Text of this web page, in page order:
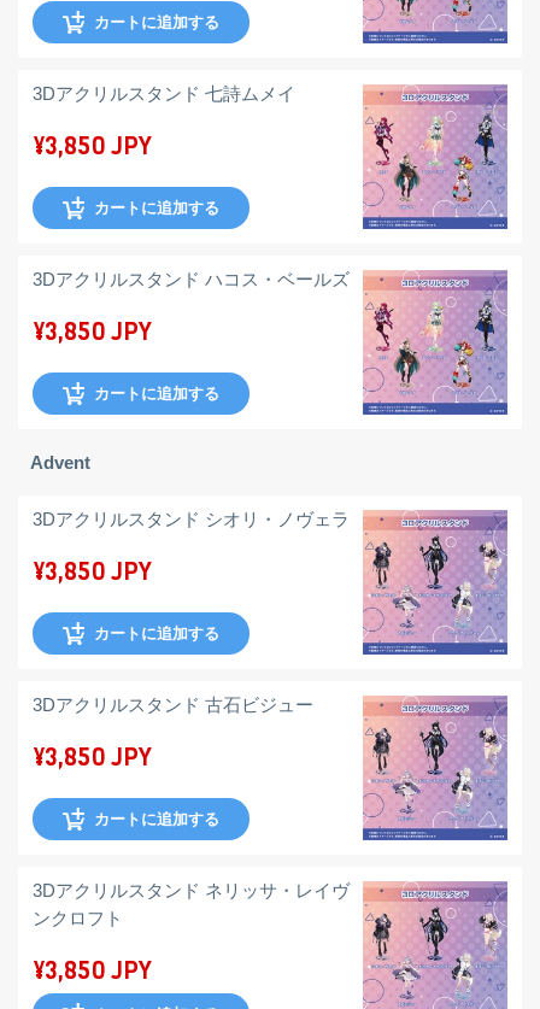
カートに追加する
3Dアクリルスタンド 七詩ムメイ
¥3,850 JPY
カートに追加する
3Dアクリルスタンド ハコス・ベールズ
¥3,850 JPY
カートに追加する
Advent
3Dアクリルスタンド シオリ・ノヴェラ
¥3,850 JPY
カートに追加する
3Dアクリルスタンド 古石ビジュー
¥3,850 JPY
カートに追加する
3Dアクリルスタンド ネリッサ・レイヴ
ンクロフト
¥3,850 JPY